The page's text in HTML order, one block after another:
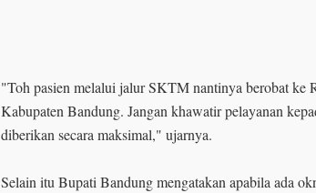
"Toh pasien melalui jalur SKTM nantinya berobat ke
Kabupaten Bandung. Jangan khawatir pelayanan
diberikan secara maksimal," ujarnya.
Selain itu Bupati Bandung mengatakan apabila ada